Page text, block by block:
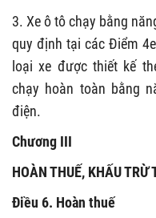
3. Xe ô tô chạy bằng
quy định tại các Điểm
loại xe được thiết kế
chạy hoàn toàn bằng
điện.
Chương III
HOÀN THUẾ, KHẤU TRỪ
Điều 6. Hoàn thuế